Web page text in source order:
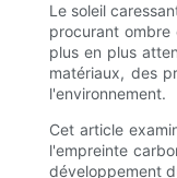
Le soleil
procurant ombre
plus en plus
matériaux, des
l'environnement.
Cet article
l'empreinte
développement